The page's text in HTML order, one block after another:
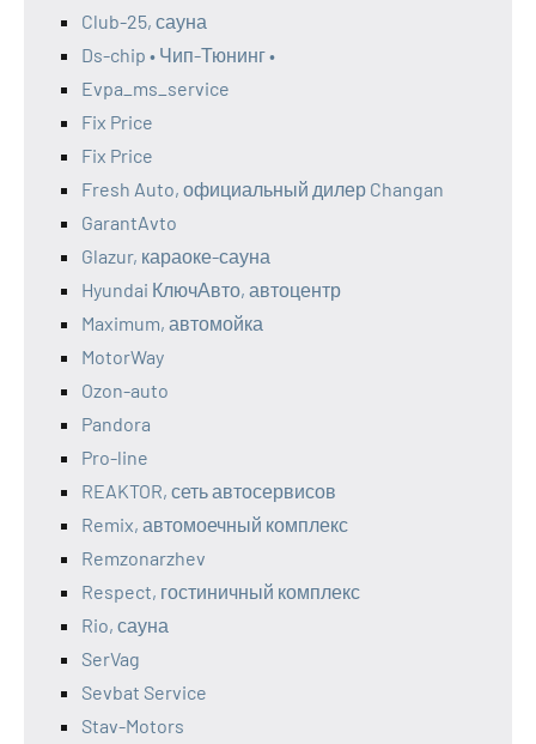
Club-25, сауна
Ds-chip • Чип-Тюнинг •
Evpa_ms_service
Fix Price
Fix Price
Fresh Auto, официальный дилер Changan
GarantAvto
Glazur, караоке-сауна
Hyundai КлючАвто, автоцентр
Maximum, автомойка
MotorWay
Ozon-auto
Pandora
Pro-line
REAKTOR, сеть автосервисов
Remix, автомоечный комплекс
Remzonarzhev
Respect, гостиничный комплекс
Rio, сауна
SerVag
Sevbat Service
Stav-Motors